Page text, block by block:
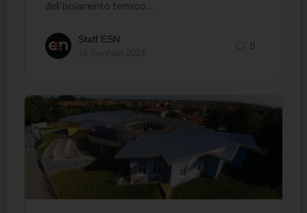
dell’isolamento termico…
Staff ESN
0